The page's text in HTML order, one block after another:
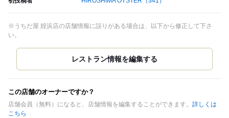
※うちだ屋 姪浜店の店舗情報に誤りがある場合は、以下から修正して下さ
い。
この店舗のオーナーですか？
店舗会員（無料）になると、店舗情報を編集することができます。 詳しくは
こちら